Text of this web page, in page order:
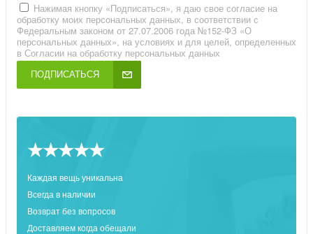
Нажимая кнопку «Подписаться», я даю свое согласие на
обработку моих персональных данных, в соответствии с
Федеральным законом от 27.07.2006 года №152-ФЗ «О
персональных данных», на условиях и для целей, определенных
в Согласии на обработку персональных данных
ПОДПИСАТЬСЯ
★★★★★
Каждая вещь уникальна
Всегда в наличии
Возврат без вопросов
Доставляем когда обещали